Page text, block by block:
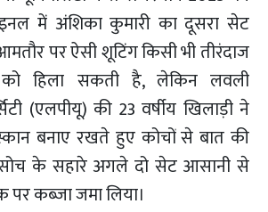
में अंशिका कुमारी का दूसरा सेट
पर ऐसी शूटिंग किसी भी तीरंदाज
को हिला सकती है, लेकिन लवली
(एलपीयू) की 23 वर्षीय खिलाड़ी ने
बनाए रखते हुए कोचों से बात की
के सहारे अगले दो सेट आसानी से
कब्जा जमा लिया।